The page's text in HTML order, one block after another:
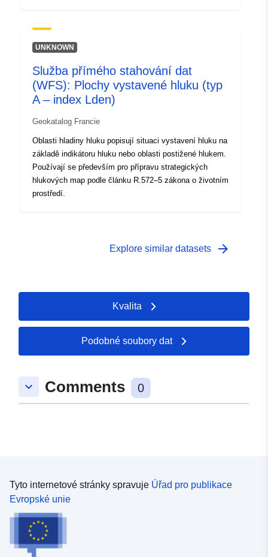
strategických hlukových map podle článku R.572–5
zákoníku životního prostředí. Zóny hladiny hluku
hluku nebo oblasti ovlivněné hlukem. Používají se
především pro přípravu strategických hlukových map
podle článku R.572–5 zákoníku životního prostředí.
UNKNOWN
Služba přímého stahování dat
(WFS): Plochy vystavené hluku (typ
A – index Lden)
Geokatalog Francie
Oblasti hladiny hluku popisují situaci vystavení hluku na
základě indikátoru hluku nebo oblasti postižené hlukem.
Používají se především pro přípravu strategických
hlukových map podle článku R.572–5 zákona o životním
prostředí.
Explore similar datasets arrow_forward
Kvalita
Podobné soubory dat
keyboard_arrow_down Comments 0
Tyto internetové stránky spravuje Úřad pro publikace
Evropské unie